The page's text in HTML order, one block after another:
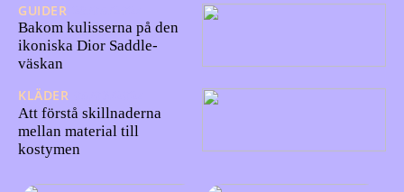
GUIDER
Bakom kulisserna på den
ikoniska Dior Saddle-
väskan
KLÄDER
Att förstå skillnaderna
mellan material till
kostymen